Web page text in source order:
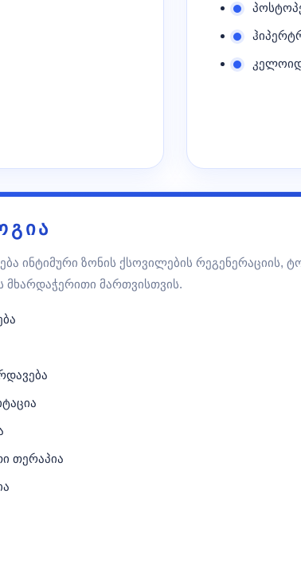
ინტიმური ზონის ქსოვილების რეგენერაციის,
მართვისთვის.
თერაპია